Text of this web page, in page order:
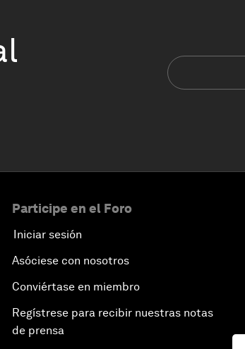
Participe en el Foro
Iniciar sesión
Asóciese con nosotros
Conviértase en miembro
Regístrese para recibir nuestras notas
de prensa